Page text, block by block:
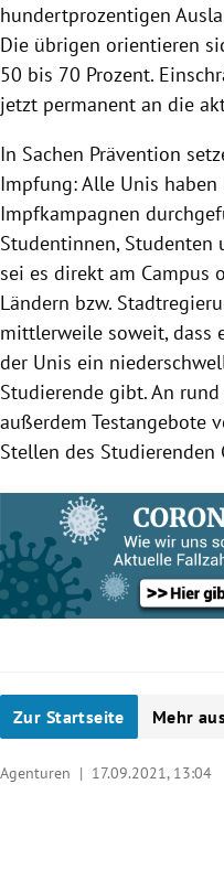
hundertprozentigen
Die übrigen orientieren
50 bis 70 Prozent.
jetzt permanent an die
In Sachen Prävention
Impfung: Alle Unis
Impfkampagnen
Studentinnen, Studenten
sei es direkt am Campus
Ländern bzw.
mittlerweile soweit, dass
der Unis ein
Studierende gibt. An
außerdem Testangebote
Stellen des Studierenden
Zur Startseite Mehr
Agenturen | 17.09.2021, 13:04